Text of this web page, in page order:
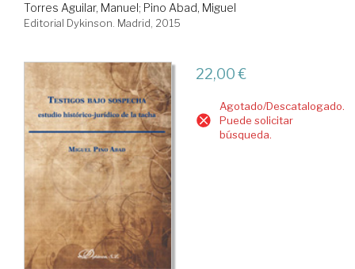
Torres Aguilar, Manuel; Pino Abad, Miguel
Editorial Dykinson. Madrid, 2015
22,00 €
Agotado/Descatalogado.
Puede solicitar
búsqueda.